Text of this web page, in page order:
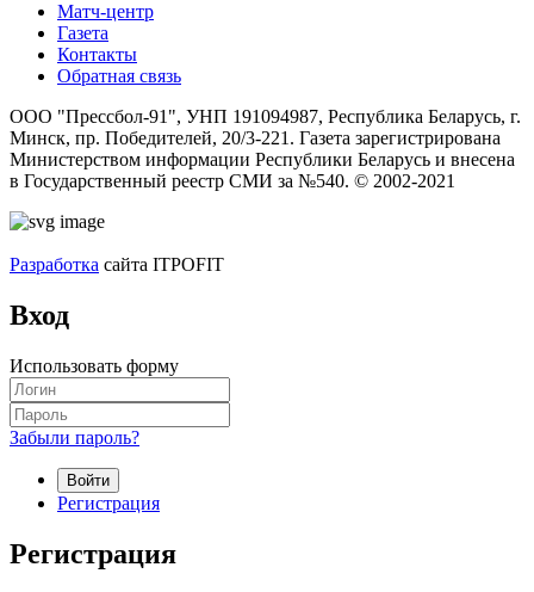
Матч-центр
Газета
Контакты
Обратная связь
ООО "Прессбол-91", УНП 191094987, Республика Беларусь, г.
Минск, пр. Победителей, 20/3-221. Газета зарегистрирована
Министерством информации Республики Беларусь и внесена
в Государственный реестр СМИ за №540. © 2002-2021
Разработка сайта ITPOFIT
Вход
Использовать форму
Забыли пароль?
Войти
Регистрация
Регистрация